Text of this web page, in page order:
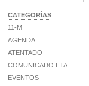
CATEGORÍAS
11-M
AGENDA
ATENTADO
COMUNICADO ETA
EVENTOS